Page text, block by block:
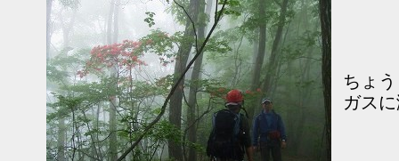
ちょ
ガス